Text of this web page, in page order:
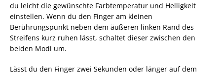
du leicht die gewünschte Farbtemperatur und Helligkeit
einstellen. Wenn du den Finger am kleinen
Berührungspunkt neben dem äußeren linken Rand des
Streifens kurz ruhen lässt, schaltet dieser zwischen den
beiden Modi um.
Lässt du den Finger zwei Sekunden oder länger auf dem